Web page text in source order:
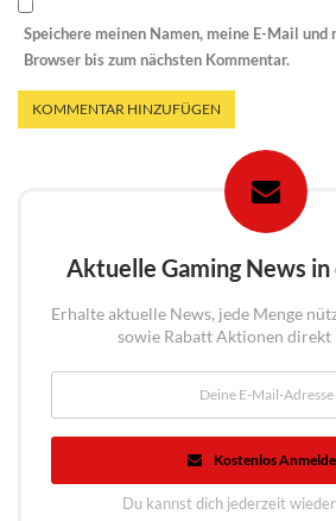
Speichere meinen Namen, meine E-Mail
Browser bis zum nächsten Kommentar.
Aktuelle Gaming News in
Erhalte aktuelle News, jede Menge
sowie Rabatt Aktionen direkt
Kostenlos
Du kannst dich jederzeit